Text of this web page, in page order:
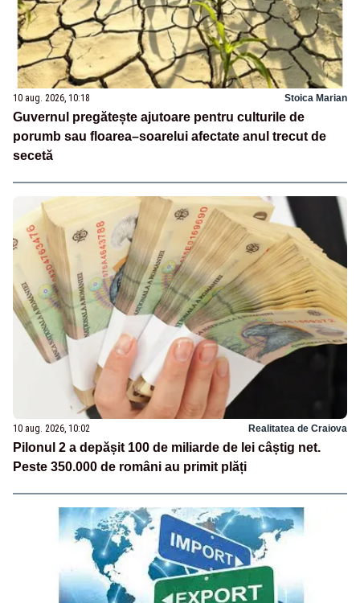
10 aug. 2026, 10:18 Stoica Marian
Guvernul pregătește ajutoare pentru culturile de
porumb sau floarea–soarelui afectate anul trecut de
secetă
10 aug. 2026, 10:02 Realitatea de Craiova
Pilonul 2 a depășit 100 de miliarde de lei câștig net.
Peste 350.000 de români au primit plăți